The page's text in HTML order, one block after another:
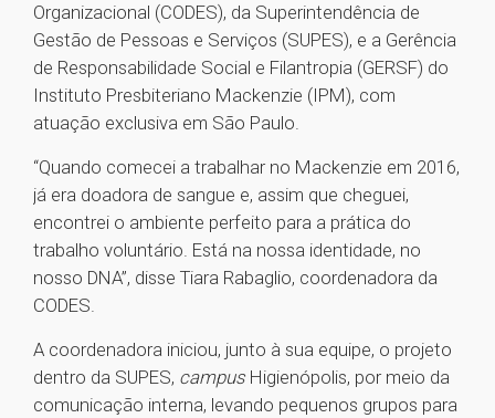
Organizacional (CODES), da Superintendência de
Gestão de Pessoas e Serviços (SUPES), e a Gerência
de Responsabilidade Social e Filantropia (GERSF) do
Instituto Presbiteriano Mackenzie (IPM), com
atuação exclusiva em São Paulo.
“Quando comecei a trabalhar no Mackenzie em 2016,
já era doadora de sangue e, assim que cheguei,
encontrei o ambiente perfeito para a prática do
trabalho voluntário. Está na nossa identidade, no
nosso DNA”, disse Tiara Rabaglio, coordenadora da
CODES.
A coordenadora iniciou, junto à sua equipe, o projeto
dentro da SUPES, campus Higienópolis, por meio da
comunicação interna, levando pequenos grupos para